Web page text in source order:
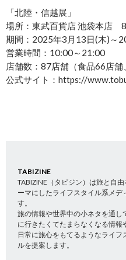
「北陸・信越展」
場所：東武百貨店 池袋本店
期間：2025年3月13日(木)～
営業時間：10:00～21:00
店舗数：87店舗（食品66店
公式サイト：https://
TABIZINE
TABIZINE（タビジン）は旅と自由
ーマにしたライフスタイル系メデ
す。
旅の情報や世界中の小ネタを通し
に行きたくてたまらなくなる情報
日常に旅心をもてるようなライフ
ルを提案します。